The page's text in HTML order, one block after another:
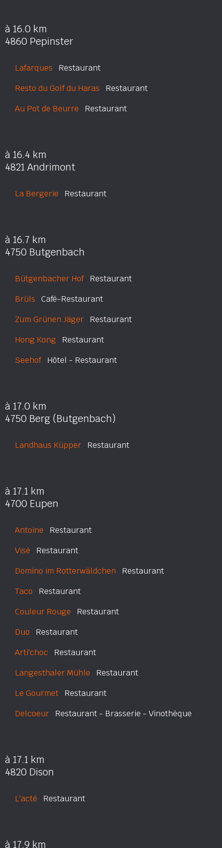
à 16.0 km
4860 Pepinster
Lafarques Restaurant
Resto du Golf du Haras Restaurant
Au Pot de Beurre Restaurant
à 16.4 km
4821 Andrimont
La Bergerie Restaurant
à 16.7 km
4750 Butgenbach
Bütgenbacher HofRestaurant
Brüls Café-Restaurant
Zum Grünen Jäger Restaurant
Hong Kong Restaurant
SeehofHôtel - Restaurant
à 17.0 km
4750 Berg (Butgenbach)
Landhaus Küpper Restaurant
à 17.1 km
4700 Eupen
Antoine Restaurant
Visé Restaurant
Domino im Rotterwäldchen Restaurant
Taco Restaurant
Couleur Rouge Restaurant
Duo Restaurant
Arti'choc Restaurant
Langesthaler Mühle Restaurant
Le Gourmet Restaurant
Delcoeur Restaurant - Brasserie - Vinothèque
à 17.1 km
4820 Dison
L'acté Restaurant
à 17.9 km